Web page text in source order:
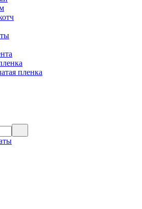
пленка